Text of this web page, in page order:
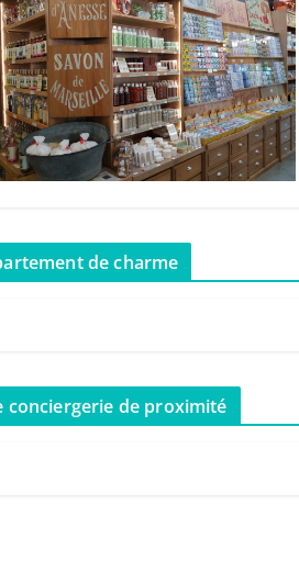
de charme
conciergerie de proximité